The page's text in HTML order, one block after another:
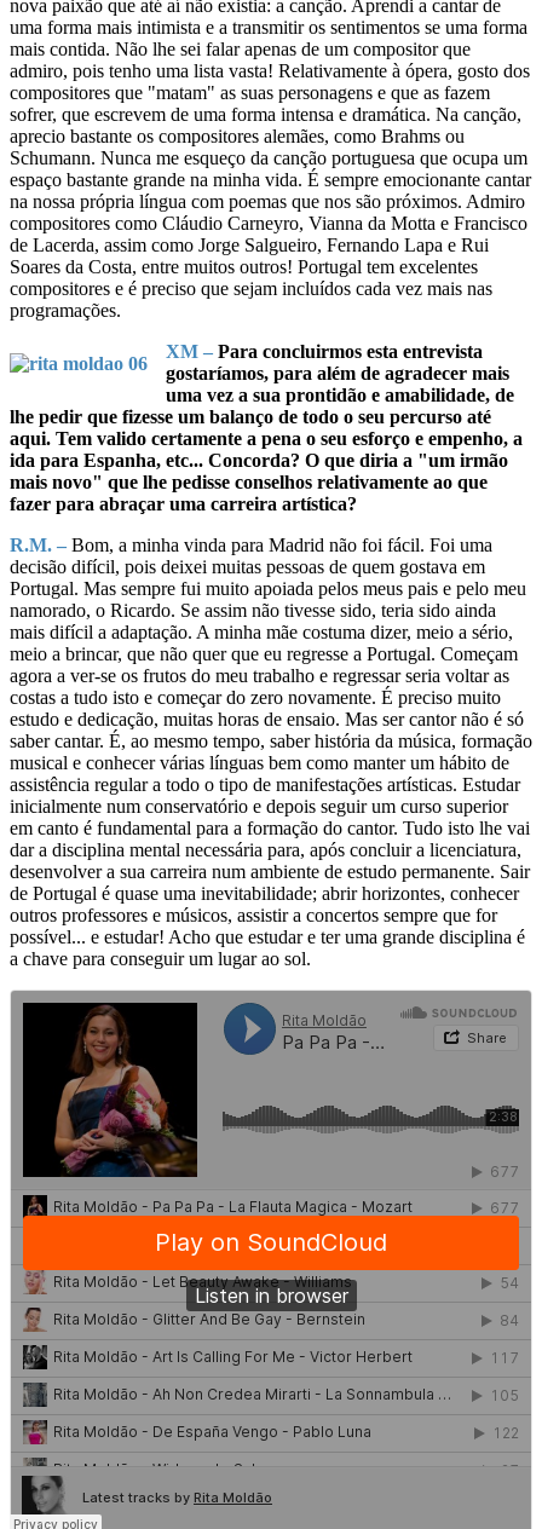
nova paixão que até aí não existia: a canção. Aprendi a cantar de
uma forma mais intimista e a transmitir os sentimentos se uma forma
mais contida. Não lhe sei falar apenas de um compositor que
admiro, pois tenho uma lista vasta! Relativamente à ópera, gosto dos
compositores que "matam" as suas personagens e que as fazem
sofrer, que escrevem de uma forma intensa e dramática. Na canção,
aprecio bastante os compositores alemães, como Brahms ou
Schumann. Nunca me esqueço da canção portuguesa que ocupa um
espaço bastante grande na minha vida. É sempre emocionante cantar
na nossa própria língua com poemas que nos são próximos. Admiro
compositores como Cláudio Carneyro, Vianna da Motta e Francisco
de Lacerda, assim como Jorge Salgueiro, Fernando Lapa e Rui
Soares da Costa, entre muitos outros! Portugal tem excelentes
compositores e é preciso que sejam incluídos cada vez mais nas
programações.
XM – Para concluirmos esta entrevista
gostaríamos, para além de agradecer mais
uma vez a sua prontidão e amabilidade, de
lhe pedir que fizesse um balanço de todo o seu percurso até
aqui. Tem valido certamente a pena o seu esforço e empenho, a
ida para Espanha, etc... Concorda? O que diria a "um irmão
mais novo" que lhe pedisse conselhos relativamente ao que
fazer para abraçar uma carreira artística?
R.M. – Bom, a minha vinda para Madrid não foi fácil. Foi uma
decisão difícil, pois deixei muitas pessoas de quem gostava em
Portugal. Mas sempre fui muito apoiada pelos meus pais e pelo meu
namorado, o Ricardo. Se assim não tivesse sido, teria sido ainda
mais difícil a adaptação. A minha mãe costuma dizer, meio a sério,
meio a brincar, que não quer que eu regresse a Portugal. Começam
agora a ver-se os frutos do meu trabalho e regressar seria voltar as
costas a tudo isto e começar do zero novamente. É preciso muito
estudo e dedicação, muitas horas de ensaio. Mas ser cantor não é só
saber cantar. É, ao mesmo tempo, saber história da música, formação
musical e conhecer várias línguas bem como manter um hábito de
assistência regular a todo o tipo de manifestações artísticas. Estudar
inicialmente num conservatório e depois seguir um curso superior
em canto é fundamental para a formação do cantor. Tudo isto lhe vai
dar a disciplina mental necessária para, após concluir a licenciatura,
desenvolver a sua carreira num ambiente de estudo permanente. Sair
de Portugal é quase uma inevitabilidade; abrir horizontes, conhecer
outros professores e músicos, assistir a concertos sempre que for
possível... e estudar! Acho que estudar e ter uma grande disciplina é
a chave para conseguir um lugar ao sol.